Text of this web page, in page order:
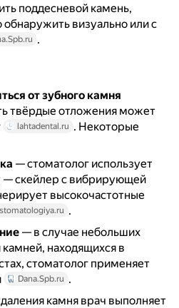
поддесневой камень,
визуально или с
.
от зубного камня
твёрдые отложения может
lahtadental.ru . Некоторые
— стоматолог использует
— скейлер с вибрирующей
высокочастотные
.
— в случае небольших
находящихся в
стоматолог применяет
Dana.Spb.ru .
камня врач выполняет